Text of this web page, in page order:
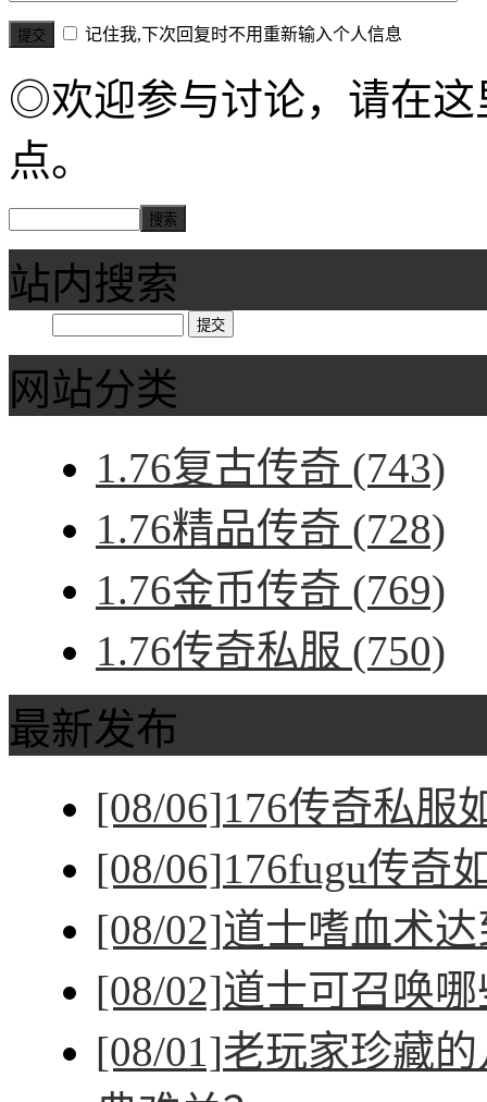
记住我,下次回复时不用重新输入个人信息
◎欢迎参与讨论，请在这
点。
站内搜索
网站分类
1.76复古传奇 (743)
1.76精品传奇 (728)
1.76金币传奇 (769)
1.76传奇私服 (750)
最新发布
[08/06]176传奇私服
[08/06]176fugu传奇
[08/02]道士嗜血术
[08/02]道士可召唤
[08/01]老玩家珍藏